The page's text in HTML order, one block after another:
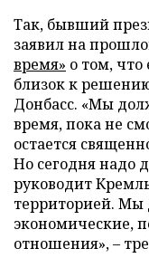
Так, бывший
заявил на
время» о том,
близок к
Донбасс. «Мы
время, пока не
остается
Но сегодня надо
руководит
территорией.
экономические,
отношения», –